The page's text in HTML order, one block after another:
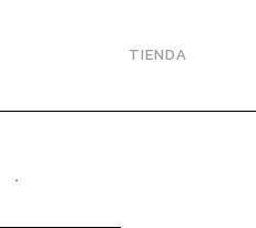
TIENDA